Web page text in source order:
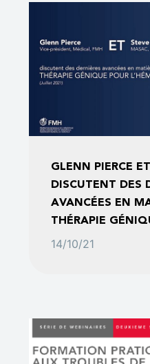
GLENN PIERCE
DISCUTENT DES
AVANCÉES EN
THÉRAPIE
L’HÉMOPHILIE |
14/10/21